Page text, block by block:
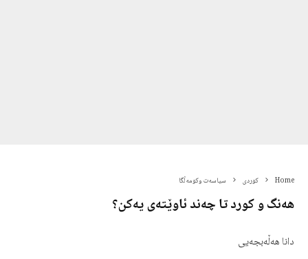
Home کوردی سیاسەت وکومەڵگا
هه‌نگ و كورد تا چه‌ند ئاوێته‌ی یه‌كن؟‌
دانا هه‌ڵه‌بجه‌یی